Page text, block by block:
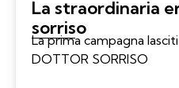
La straordinaria
sorriso
La prima campagna
DOTTOR SORRISO